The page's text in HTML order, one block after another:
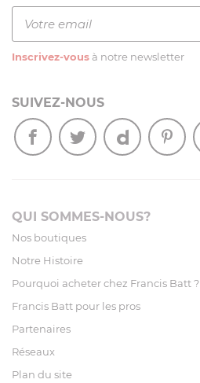
Inscrivez-vous à notre newsletter
SUIVEZ-NOUS
QUI SOMMES-NOUS?
Nos boutiques
Notre Histoire
Pourquoi acheter chez Francis Batt ?
Francis Batt pour les pros
Partenaires
Réseaux
Plan du site